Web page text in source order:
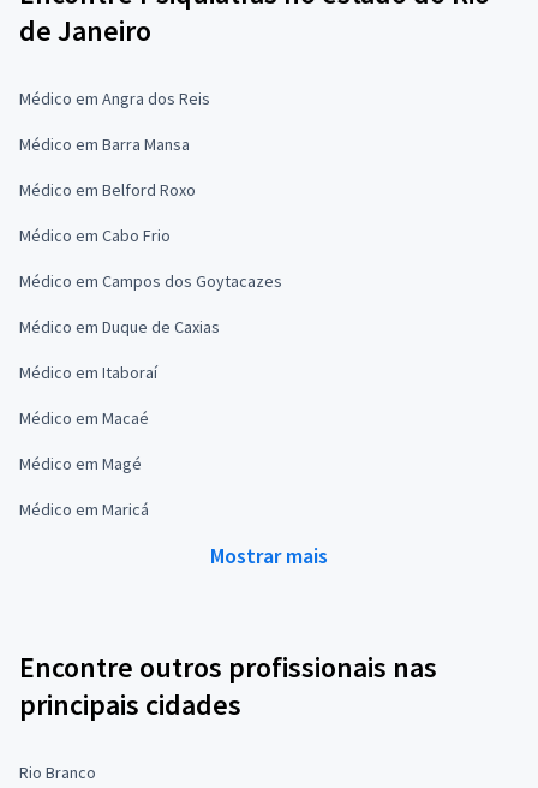
de Janeiro
Médico em Angra dos Reis
Médico em Barra Mansa
Médico em Belford Roxo
Médico em Cabo Frio
Médico em Campos dos Goytacazes
Médico em Duque de Caxias
Médico em Itaboraí
Médico em Macaé
Médico em Magé
Médico em Maricá
Mostrar mais
Encontre outros profissionais nas
principais cidades
Rio Branco